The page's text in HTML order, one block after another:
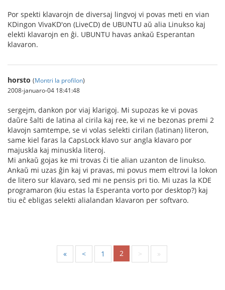
Por spekti klavarojn de diversaj lingvoj vi povas meti en vian
KDingon VivaKD'on (LiveCD) de UBUNTU aŭ alia Linukso kaj
elekti klavarojn en ĝi. UBUNTU havas ankaŭ Esperantan
klavaron.
horsto (Montri la profilon)
2008-januaro-04 18:41:48
sergejm, dankon por viaj klarigoj. Mi supozas ke vi povas
daŭre ŝalti de latina al cirila kaj ree, ke vi ne bezonas premi 2
klavojn samtempe, se vi volas selekti cirilan (latinan) literon,
same kiel faras la CapsLock klavo sur angla klavaro por
majuskla kaj minuskla literoj.
Mi ankaŭ gojas ke mi trovas ĉi tie alian uzanton de linukso.
Ankaŭ mi uzas ĝin kaj vi pravas, mi povus mem eltrovi la lokon
de litero sur klavaro, sed mi ne pensis pri tio. Mi uzas la KDE
programaron (kiu estas la Esperanta vorto por desktop?) kaj
tiu eĉ ebligas selekti alialandan klavaron per softvaro.
« < 1 2 > »